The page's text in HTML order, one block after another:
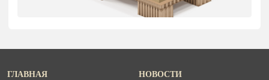
ГЛАВНАЯ
НОВОСТИ